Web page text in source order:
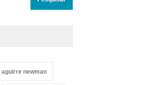
aguirre newman